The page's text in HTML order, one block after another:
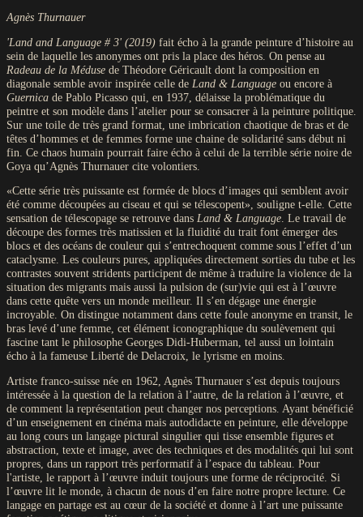
Agnès Thurnauer
'Land and Language # 3' (2019) fait écho à la grande peinture d’histoire au
sein de laquelle les anonymes ont pris la place des héros. On pense au
Radeau de la Méduse de Théodore Géricault dont la composition en
diagonale semble avoir inspirée celle de Land & Language ou encore à
Guernica de Pablo Picasso qui, en 1937, délaisse la problématique du
peintre et son modèle dans l’atelier pour se consacrer à la peinture politique.
Sur une toile de très grand format, une imbrication chaotique de bras et de
têtes d’hommes et de femmes forme une chaine de solidarité sans début ni
fin. Ce chaos humain pourrait faire écho à celui de la terrible série noire de
Goya qu’Agnès Thurnauer cite volontiers.
«Cette série très puissante est formée de blocs d’images qui semblent avoir
été comme découpées au ciseau et qui se télescopent», souligne t-elle. Cette
sensation de télescopage se retrouve dans Land & Language. Le travail de
découpe des formes très matissien et la fluidité du trait font émerger des
blocs et des océans de couleur qui s’entrechoquent comme sous l’effet d’un
cataclysme. Les couleurs pures, appliquées directement sorties du tube et les
contrastes souvent stridents participent de même à traduire la violence de la
situation des migrants mais aussi la pulsion de (sur)vie qui est à l’œuvre
dans cette quête vers un monde meilleur. Il s’en dégage une énergie
incroyable. On distingue notamment dans cette foule anonyme en transit, le
bras levé d’une femme, cet élément iconographique du soulèvement qui
fascine tant le philosophe Georges Didi-Huberman, tel aussi un lointain
écho à la fameuse Liberté de Delacroix, le lyrisme en moins.
Artiste franco-suisse née en 1962, Agnès Thurnauer s’est depuis toujours
intéressée à la question de la relation à l’autre, de la relation à l’œuvre, et
de comment la représentation peut changer nos perceptions. Ayant bénéficié
d’un enseignement en cinéma mais autodidacte en peinture, elle développe
au long cours un langage pictural singulier qui tisse ensemble figures et
abstraction, texte et image, avec des techniques et des modalités qui lui sont
propres, dans un rapport très performatif à l’espace du tableau. Pour
l'artiste, le rapport à l’œuvre induit toujours une forme de réciprocité. Si
l’œuvre lit le monde, à chacun de nous d’en faire notre propre lecture. Ce
langage en partage est au cœur de la société et donne à l’art une puissante